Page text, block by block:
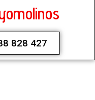
828 427